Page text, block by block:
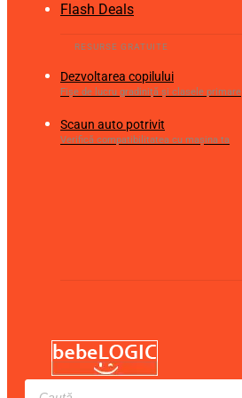
Flash Deals
Dezvoltarea copilului
Fișe de lucru gradiniță și clasele primare
Scaun auto potrivit
Verifică compatibilitatea cu mașina ta
Products